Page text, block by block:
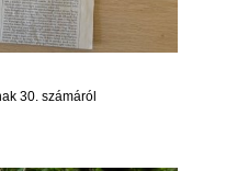
30. számáról